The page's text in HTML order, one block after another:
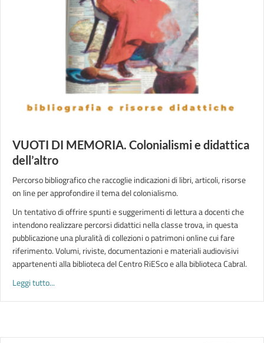
VUOTI DI MEMORIA. Colonialismi e didattica
dell’altro
Percorso bibliografico che raccoglie indicazioni di libri, articoli, risorse
on line per approfondire il tema del colonialismo.
Un tentativo di offrire spunti e suggerimenti di lettura a docenti che
intendono realizzare percorsi didattici nella classe trova, in questa
pubblicazione una pluralità di collezioni o patrimoni online cui fare
riferimento. Volumi, riviste, documentazioni e materiali audiovisivi
appartenenti alla biblioteca del Centro RiESco e alla biblioteca Cabral.
Leggi tutto...